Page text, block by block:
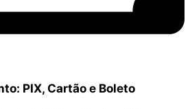
PIX, Cartão e Boleto